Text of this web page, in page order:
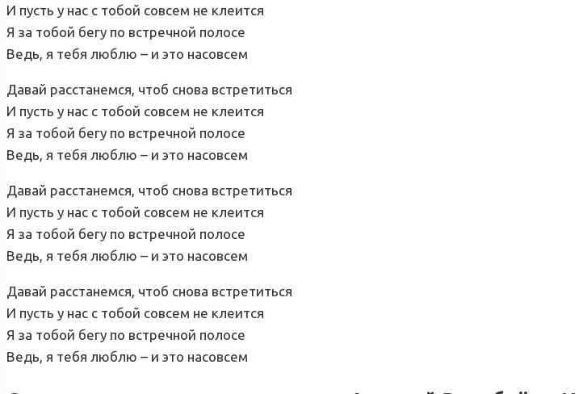
И пусть у нас с тобой совсем не клеится
Я за тобой бегу по встречной полосе
Ведь, я тебя люблю – и это насовсем
Давай расстанемся, чтоб снова встретиться
И пусть у нас с тобой совсем не клеится
Я за тобой бегу по встречной полосе
Ведь, я тебя люблю – и это насовсем
Давай расстанемся, чтоб снова встретиться
И пусть у нас с тобой совсем не клеится
Я за тобой бегу по встречной полосе
Ведь, я тебя люблю – и это насовсем
Давай расстанемся, чтоб снова встретиться
И пусть у нас с тобой совсем не клеится
Я за тобой бегу по встречной полосе
Ведь, я тебя люблю – и это насовсем